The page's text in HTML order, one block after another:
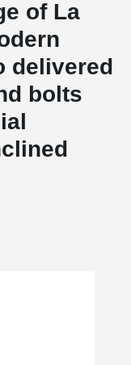
of La
delivered
bolts